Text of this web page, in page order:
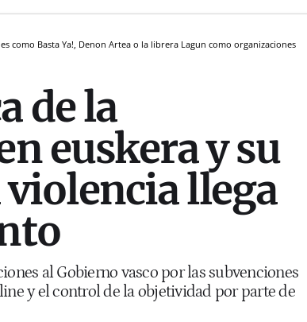
como Basta Ya!, Denon Artea o la librera Lagun como organizaciones
de la
euskera y su
llega
al Gobierno vasco por las subvenciones
y el control de la objetividad por parte de